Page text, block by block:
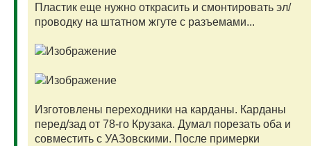
Пластик еще нужно открасить и смонтировать эл/
проводку на штатном жгуте с разъемами...
Изготовлены переходники на карданы. Карданы
перед/зад от 78-го Крузака. Думал порезать оба и
совместить с УАЗовскими. После примерки